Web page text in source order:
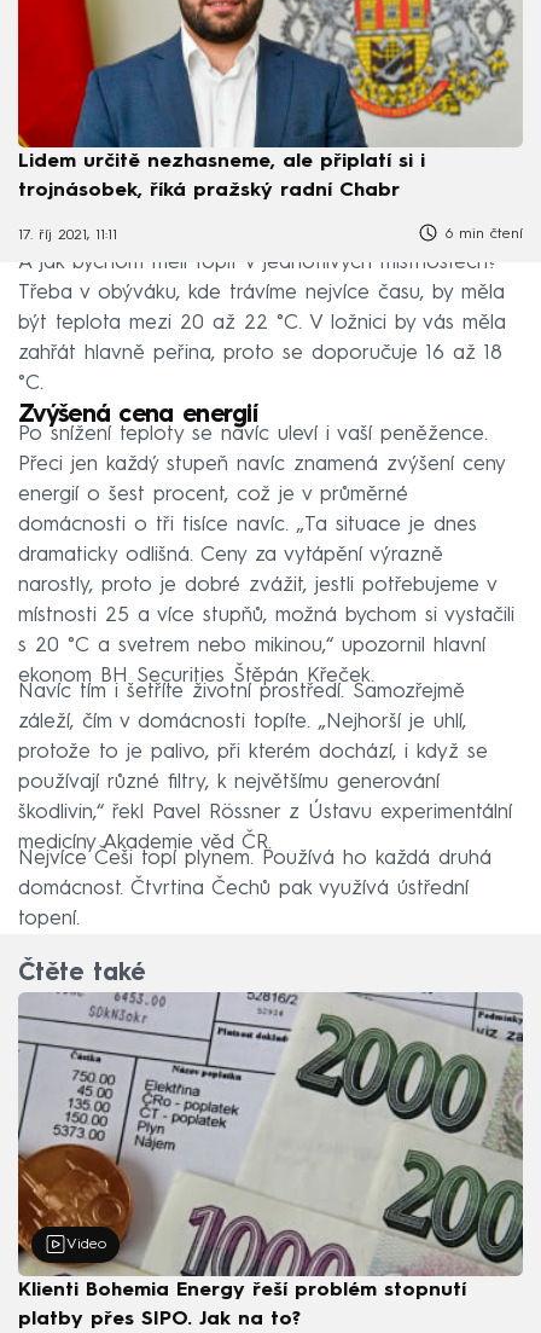
Lidem určitě nezhasneme, ale připlatí si i
trojnásobek, říká pražský radní Chabr
17. říj 2021, 11:11 6 min čtení
A jak bychom měli topit v jednotlivých místnostech?
Třeba v obýváku, kde trávíme nejvíce času, by měla
být teplota mezi 20 až 22 °C. V ložnici by vás měla
zahřát hlavně peřina, proto se doporučuje 16 až 18
°C.
Zvýšená cena energií
Po snížení teploty se navíc uleví i vaší peněžence.
Přeci jen každý stupeň navíc znamená zvýšení ceny
energií o šest procent, což je v průměrné
domácnosti o tři tisíce navíc. „Ta situace je dnes
dramaticky odlišná. Ceny za vytápění výrazně
narostly, proto je dobré zvážit, jestli potřebujeme v
místnosti 25 a více stupňů, možná bychom si vystačili
s 20 °C a svetrem nebo mikinou,“ upozornil hlavní
ekonom BH Securities Štěpán Křeček.
Navíc tím i šetříte životní prostředí. Samozřejmě
záleží, čím v domácnosti topíte. „Nejhorší je uhlí,
protože to je palivo, při kterém dochází, i když se
používají různé filtry, k největšímu generování
škodlivin,“ řekl Pavel Rössner z Ústavu experimentální
medicíny Akademie věd ČR.
Nejvíce Češi topí plynem. Používá ho každá druhá
domácnost. Čtvrtina Čechů pak využívá ústřední
topení.
Čtěte také
Video
Klienti Bohemia Energy řeší problém stopnutí
platby přes SIPO. Jak na to?